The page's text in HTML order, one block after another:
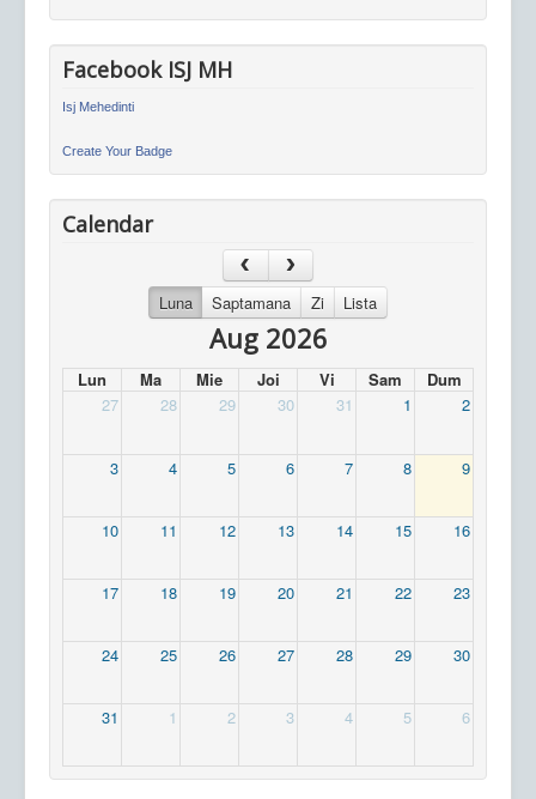
Facebook ISJ MH
Isj Mehedinti
Create Your Badge
Calendar
Luna Saptamana Zi Lista
Aug 2026
Lun Ma Mie Joi Vi Sam
Dum
27
28 29 30 31 1 2
3 4 5 6 7 8 9
10 11 12 13 14 15 16
17 18 19 20 21 22 23
24 25 26 27 28 29 30
31 1 2 3 4 5 6